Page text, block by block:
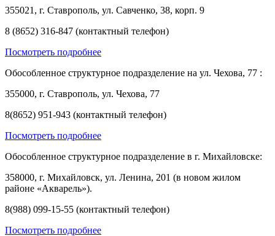
355021, г. Ставрополь, ул. Савченко, 38, корп. 9
8 (8652) 316-847 (контактный телефон)
Посмотреть подробнее
Обособленное структурное подразделение на ул. Чехова, 77 :
355000, г. Ставрополь, ул. Чехова, 77
8(8652) 951-943 (контактный телефон)
Посмотреть подробнее
Обособленное структурное подразделение в г. Михайловске:
358000, г. Михайловск, ул. Ленина, 201 (в новом жилом
районе «Акварель»).
8(988) 099-15-55 (контактный телефон)
Посмотреть подробнее